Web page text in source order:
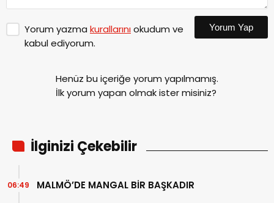
Yorum yazma kurallarınıokudum ve
kabul ediyorum.
Yorum Yap
Henüz bu içeriğe yorum yapılmamış.
İlk yorum yapan olmak ister misiniz?
İlginizi Çekebilir
MALMÖ’DE MANGAL BİR BAŞKADIR
06:49